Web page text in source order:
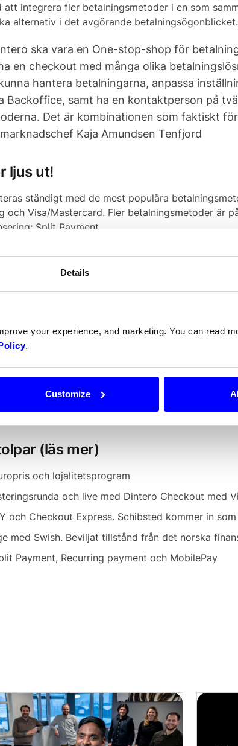
Details
your experience, and marketing. You can read
.
Customize
integrera fler betalningsmetoder i en som
alternativ i det avgörande betalningsögonblicket.
ska vara en One-stop-shop för
en checkout med många olika
hantera betalningarna, anpassa
Backoffice, samt ha en kontaktperson på
Det är kombinationen som faktiskt
Kaja Amundsen Tenfjord
ljus ut!
ständigt med de mest populära
och Visa/Mastercard. Fler betalningsmetoder är
Split Payment.
varit helt avgörande för oss. Det kommer
som utvecklar och önskar att erbjuda nya
Det kan vara en laddapp med översikt
som erbjuder bokning av hela resan i
för dessa, säger Daro Navaratnam.
övriga Norden på tur för den nya lösningen, men
åren har ett lika högt tempo de första,
(läs mer)
och lojalitetsprogram
och live med Dintero Checkout med
och Checkout Express. Schibsted kommer in
med Swish. Beviljat tillstånd från det norska
Payment, Recurring payment och MobilePay